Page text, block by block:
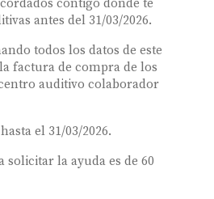
contigo donde te
antes del 31/03/2026.
todos los datos de este
factura de compra de los
auditivo colaborador
el 31/03/2026.
la ayuda es de 60